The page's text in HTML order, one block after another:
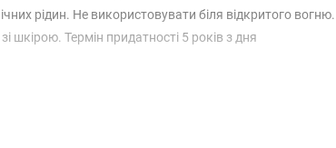
рідин. Не використовувати біля відкритого вогню.
Термін придатності 5 років з дня